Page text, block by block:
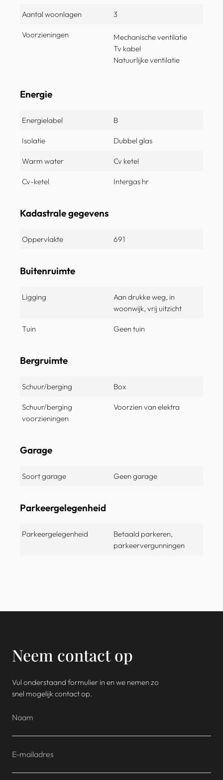
Aantal woonlagen 3
Voorzieningen
Mechanische ventilatie
Tv kabel
Natuurlijke ventilatie
Energie
Energielabel B
Isolatie Dubbel glas
Warm water Cv ketel
Cv-ketel Intergas hr
Kadastrale gegevens
Oppervlakte 691
Buitenruimte
Ligging
Aan drukke weg, in
woonwijk, vrij uitzicht
Tuin Geen tuin
Bergruimte
Schuur/berging Box
Schuur/berging
voorzieningen
Voorzien van elektra
Garage
Soort garage Geen garage
Parkeergelegenheid
Parkeergelegenheid
Betaald parkeren,
parkeervergunningen
Neem contact op
Vul onderstaand formulier in en we nemen zo
snel mogelijk contact op.